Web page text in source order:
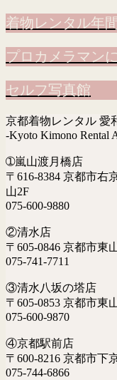
着物レンタル年
プロカメラマン
セルフ写真館
京都着物レンタル 愛
-Kyoto Kimono Rental
➀嵐山渡月橋店
〒616-8384 京都市右
山2F
075-600-9880
②清水店
〒605-0846 京都市東
075-741-7711
③清水八坂の塔店
〒605-0853 京都市東
075-600-9870
④京都駅前店
〒600-8216 京都市下
075-744-6866